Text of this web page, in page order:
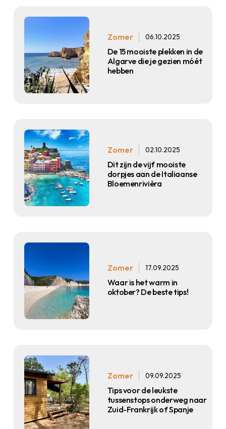
Zomer 06.10.2025
De 15 mooiste plekken in de
Algarve die je gezien móét
hebben
Zomer 02.10.2025
Dit zijn de vijf mooiste
dorpjes aan de Italiaanse
Bloemenrivièra
Zomer 17.09.2025
Waar is het warm in
oktober? De beste tips!
Zomer 09.09.2025
Tips voor de leukste
tussenstops onderweg naar
Zuid-Frankrijk of Spanje